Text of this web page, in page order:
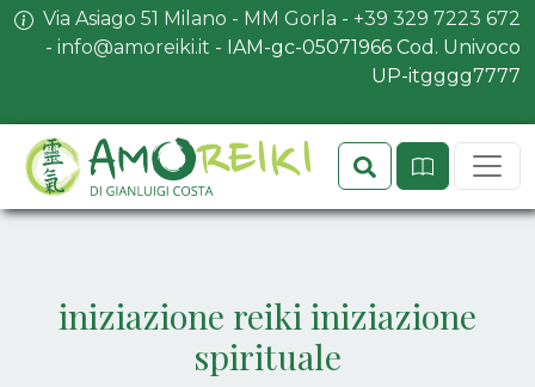
Via Asiago 51 Milano - MM Gorla - +39 329 7223 672
- info@amoreiki.it - ​​IAM-gc-05071966 Cod. Univoco
UP-itgggg7777
Search
iniziazione reiki iniziazione
spirituale